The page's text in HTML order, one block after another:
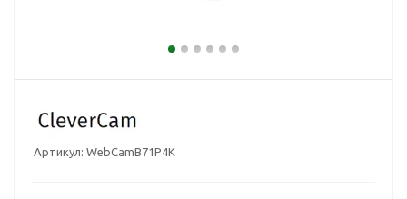
Артикул: WebCamB71P4K